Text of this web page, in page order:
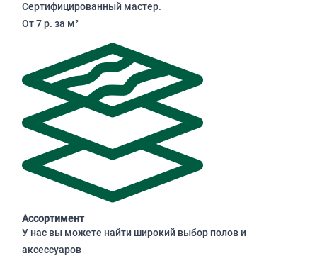
Сертифицированный мастер.
От 7 р. за м²
Ассортимент
У нас вы можете найти широкий выбор полов и
аксессуаров